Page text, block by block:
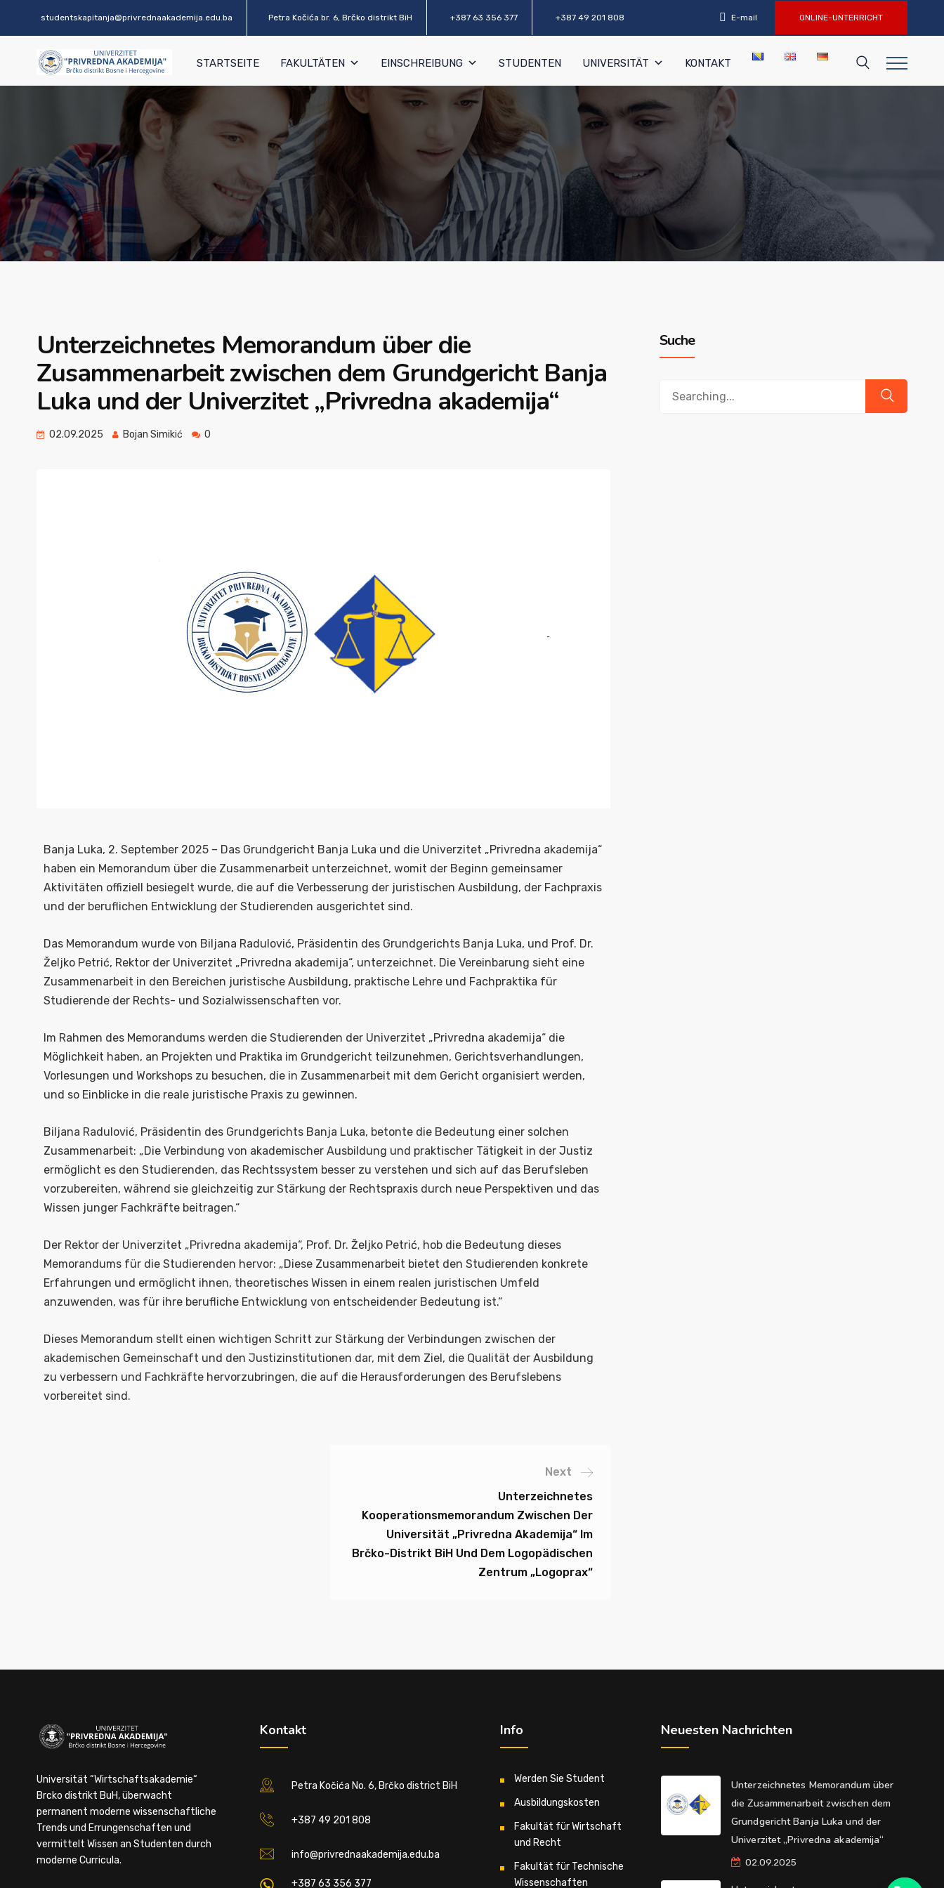
studentskapitanja@privrednaakademija.edu.ba Petra Kočića br. 6, Brčko distrikt BiH +387 63 356 377 +387 49 201 808 E-mail ONLINE-UNTERRICHT
STARTSEITE FAKULTÄTEN EINSCHREIBUNG STUDENTEN UNIVERSITÄT KONTAKT
Unterzeichnetes Memorandum über die
Zusammenarbeit zwischen dem Grundgericht Banja
Luka und der Univerzitet „Privredna akademija“
02.09.2025 Bojan Simikić 0
Banja Luka, 2. September 2025 – Das Grundgericht Banja Luka und die Univerzitet „Privredna akademija“
haben ein Memorandum über die Zusammenarbeit unterzeichnet, womit der Beginn gemeinsamer
Aktivitäten offiziell besiegelt wurde, die auf die Verbesserung der juristischen Ausbildung, der Fachpraxis
und der beruflichen Entwicklung der Studierenden ausgerichtet sind.
Das Memorandum wurde von Biljana Radulović, Präsidentin des Grundgerichts Banja Luka, und Prof. Dr.
Željko Petrić, Rektor der Univerzitet „Privredna akademija“, unterzeichnet. Die Vereinbarung sieht eine
Zusammenarbeit in den Bereichen juristische Ausbildung, praktische Lehre und Fachpraktika für
Studierende der Rechts- und Sozialwissenschaften vor.
Im Rahmen des Memorandums werden die Studierenden der Univerzitet „Privredna akademija“ die
Möglichkeit haben, an Projekten und Praktika im Grundgericht teilzunehmen, Gerichtsverhandlungen,
Vorlesungen und Workshops zu besuchen, die in Zusammenarbeit mit dem Gericht organisiert werden,
und so Einblicke in die reale juristische Praxis zu gewinnen.
Biljana Radulović, Präsidentin des Grundgerichts Banja Luka, betonte die Bedeutung einer solchen
Zusammenarbeit: „Die Verbindung von akademischer Ausbildung und praktischer Tätigkeit in der Justiz
ermöglicht es den Studierenden, das Rechtssystem besser zu verstehen und sich auf das Berufsleben
vorzubereiten, während sie gleichzeitig zur Stärkung der Rechtspraxis durch neue Perspektiven und das
Wissen junger Fachkräfte beitragen.“
Der Rektor der Univerzitet „Privredna akademija“, Prof. Dr. Željko Petrić, hob die Bedeutung dieses
Memorandums für die Studierenden hervor: „Diese Zusammenarbeit bietet den Studierenden konkrete
Erfahrungen und ermöglicht ihnen, theoretisches Wissen in einem realen juristischen Umfeld
anzuwenden, was für ihre berufliche Entwicklung von entscheidender Bedeutung ist.“
Dieses Memorandum stellt einen wichtigen Schritt zur Stärkung der Verbindungen zwischen der
akademischen Gemeinschaft und den Justizinstitutionen dar, mit dem Ziel, die Qualität der Ausbildung
zu verbessern und Fachkräfte hervorzubringen, die auf die Herausforderungen des Berufslebens
vorbereitet sind.
Next
Unterzeichnetes
Kooperationsmemorandum Zwischen Der
Universität „Privredna Akademija“ Im
Brčko-Distrikt BiH Und Dem Logopädischen
Zentrum „Logoprax“
Suche
Universität “Wirtschaftsakademie“
Brcko distrikt BuH, überwacht
permanent moderne wissenschaftliche
Trends und Errungenschaften und
vermittelt Wissen an Studenten durch
moderne Curricula.
Kontakt
Petra Kočića No. 6, Brčko district BiH
+387 49 201 808
info@privrednaakademija.edu.ba
+387 63 356 377
Info
Werden Sie Student
Ausbildungskosten
Fakultät für Wirtschaft
und Recht
Fakultät für Technische
Wissenschaften
Neuesten Nachrichten
Unterzeichnetes Memorandum über
die Zusammenarbeit zwischen dem
Grundgericht Banja Luka und der
Univerzitet „Privredna akademija“
02.09.2025